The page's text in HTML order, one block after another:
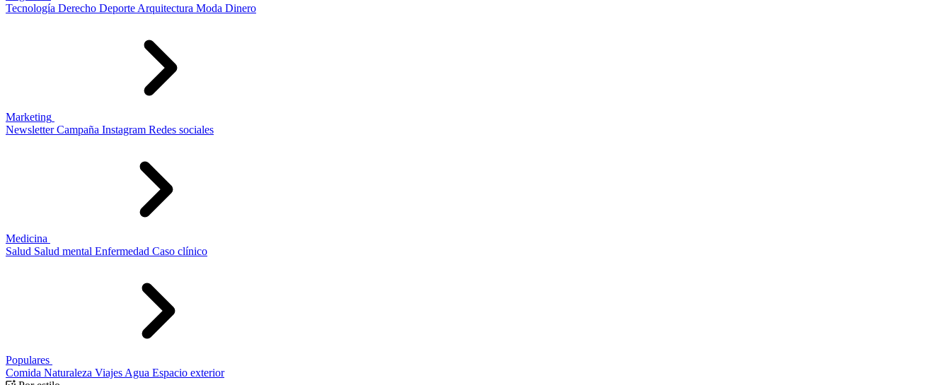
Tecnología Derecho Deporte Arquitectura Moda Dinero
Marketing
Newsletter Campaña Instagram Redes sociales
Medicina
Salud Salud mental Enfermedad Caso clínico
Populares
Comida Naturaleza Viajes Agua Espacio exterior